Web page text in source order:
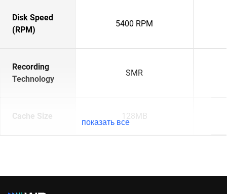
Disk Speed
(RPM)
5400 RPM
Recording
Technology
SMR
Cache Size 128MB
показать все